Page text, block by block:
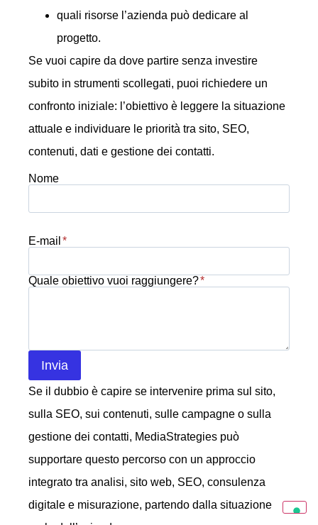
quali risorse l’azienda può dedicare al
progetto.
Se vuoi capire da dove partire senza investire
subito in strumenti scollegati, puoi richiedere un
confronto iniziale: l’obiettivo è leggere la situazione
attuale e individuare le priorità tra sito, SEO,
contenuti, dati e gestione dei contatti.
Nome
E-mail *
Quale obiettivo vuoi raggiungere?*
Invia
Se il dubbio è capire se intervenire prima sul sito,
sulla SEO, sui contenuti, sulle campagne o sulla
gestione dei contatti, MediaStrategies può
supportare questo percorso con un approccio
integrato tra analisi, sito web, SEO, consulenza
digitale e misurazione, partendo dalla situazione